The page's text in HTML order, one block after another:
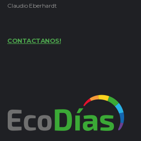
Claudio Eberhardt
CONTACTANOS!